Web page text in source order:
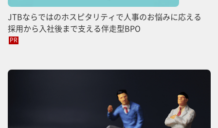
JTBならではのホスピタリティで人事のお悩みに応える
採用から入社後まで支える伴走型BPO
PR